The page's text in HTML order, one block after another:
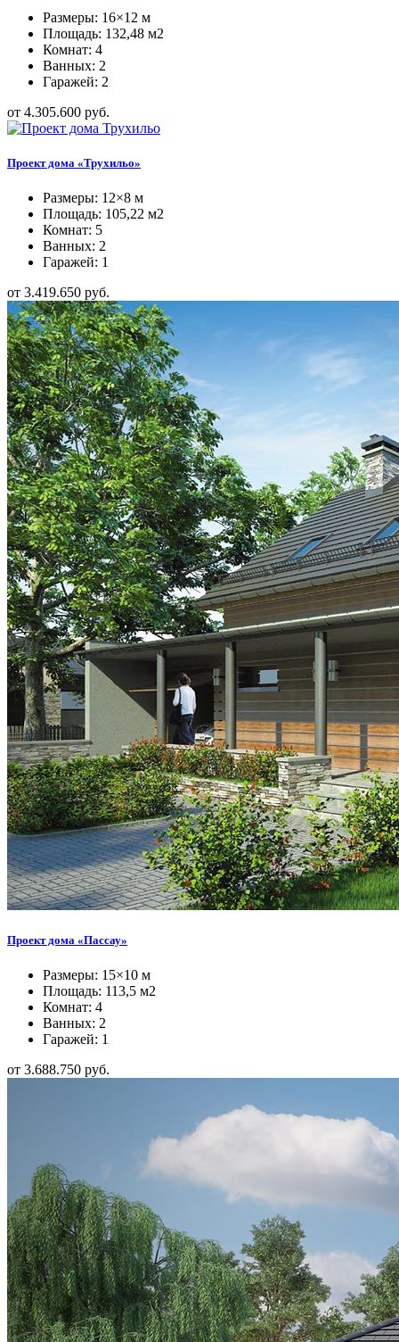
Размеры: 16×12 м
Площадь: 132,48 м2
Комнат: 4
Ванных: 2
Гаражей: 2
от 4.305.600 руб.
Проект дома «Трухильо»
Размеры: 12×8 м
Площадь: 105,22 м2
Комнат: 5
Ванных: 2
Гаражей: 1
от 3.419.650 руб.
Проект дома «Пассау»
Размеры: 15×10 м
Площадь: 113,5 м2
Комнат: 4
Ванных: 2
Гаражей: 1
от 3.688.750 руб.